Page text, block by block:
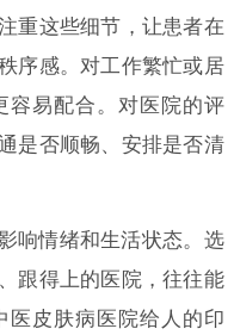
重这些细节，让患者在
序感。对工作繁忙或居
容易配合。对医院的评
是否顺畅、安排是否清
响情绪和生活状态。选
跟得上的医院，往往能
医皮肤病医院给人的印